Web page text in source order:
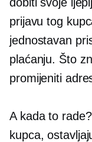
prijavu tog
jednostavan
plaćanju. Što
promijeniti
A kada to
kupca,